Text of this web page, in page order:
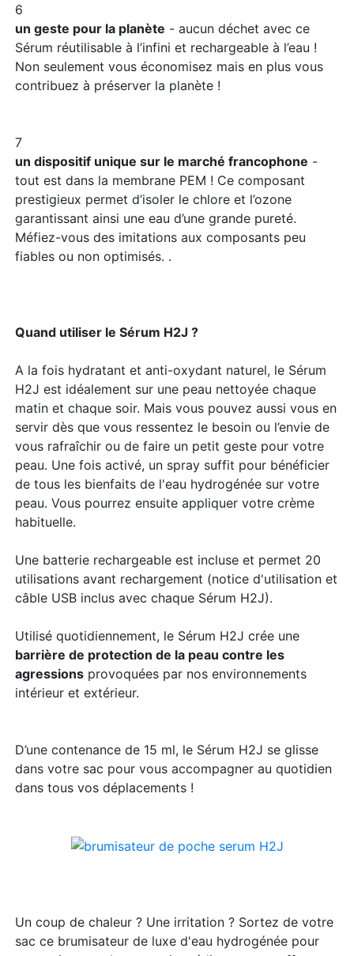
6
un geste pour la planète - aucun déchet avec ce
Sérum réutilisable à l’infini et rechargeable à l’eau !
Non seulement vous économisez mais en plus vous
contribuez à préserver la planète !
7
un dispositif unique sur le marché francophone -
tout est dans la membrane PEM ! Ce composant
prestigieux permet d’isoler le chlore et l’ozone
garantissant ainsi une eau d’une grande pureté.
Méfiez-vous des imitations aux composants peu
fiables ou non optimisés. .
Quand utiliser le Sérum H2J ?
A la fois hydratant et anti-oxydant naturel, le Sérum
H2J est idéalement sur une peau nettoyée chaque
matin et chaque soir. Mais vous pouvez aussi vous en
servir dès que vous ressentez le besoin ou l’envie de
vous rafraîchir ou de faire un petit geste pour votre
peau. Une fois activé, un spray suffit pour bénéficier
de tous les bienfaits de l'eau hydrogénée sur votre
peau. Vous pourrez ensuite appliquer votre crème
habituelle.
Une batterie rechargeable est incluse et permet 20
utilisations avant rechargement (notice d'utilisation et
câble USB inclus avec chaque Sérum H2J).
Utilisé quotidiennement, le Sérum H2J crée une
barrière de protection de la peau contre les
agressions provoquées par nos environnements
intérieur et extérieur.
D’une contenance de 15 ml, le Sérum H2J se glisse
dans votre sac pour vous accompagner au quotidien
dans tous vos déplacements !
Un coup de chaleur ? Une irritation ? Sortez de votre
sac ce brumisateur de luxe d'eau hydrogénée pour